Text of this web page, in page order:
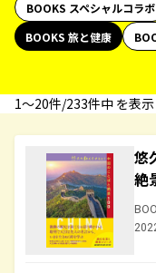
BOOKS スペシャルコラボ
BOOKS 旅と健康
1〜20件/233件中 を表示
悠
絶